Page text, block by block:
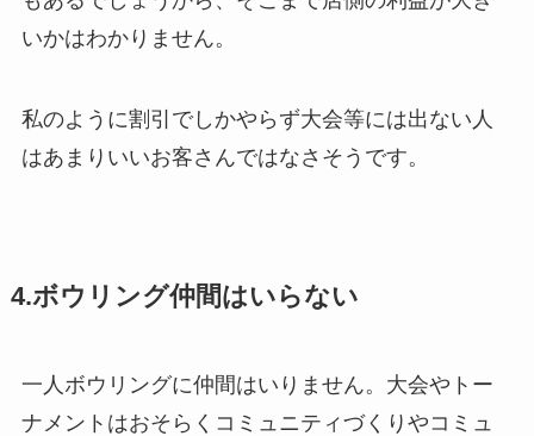
いかはわかりません。
私のように割引でしかやらず大会等には出ない人
はあまりいいお客さんではなさそうです。
4.ボウリング仲間はいらない
一人ボウリングに仲間はいりません。大会やトー
ナメントはおそらくコミュニティづくりやコミュ